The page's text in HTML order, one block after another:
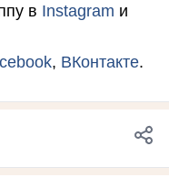
в Instagram и
, ВКонтакте.